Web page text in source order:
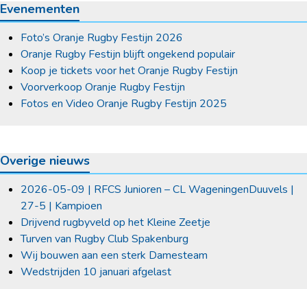
Evenementen
Foto’s Oranje Rugby Festijn 2026
Oranje Rugby Festijn blijft ongekend populair
Koop je tickets voor het Oranje Rugby Festijn
Voorverkoop Oranje Rugby Festijn
Fotos en Video Oranje Rugby Festijn 2025
Overige nieuws
2026-05-09 | RFCS Junioren – CL WageningenDuuvels |
27-5 | Kampioen
Drijvend rugbyveld op het Kleine Zeetje
Turven van Rugby Club Spakenburg
Wij bouwen aan een sterk Damesteam
Wedstrijden 10 januari afgelast